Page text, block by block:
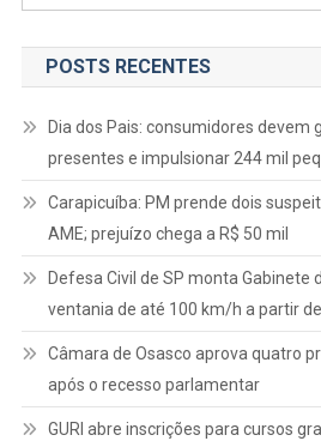
POSTS RECENTES
Dia dos Pais: consumidores devem
presentes e impulsionar 244 mil
Carapicuíba: PM prende dois
AME; prejuízo chega a R$ 50 mil
Defesa Civil de SP monta Gabinete
ventania de até 100 km/h a partir
Câmara de Osasco aprova quatro
após o recesso parlamentar
GURI abre inscrições para cursos